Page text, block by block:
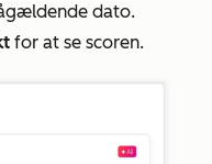
dato.
for at se scoren.